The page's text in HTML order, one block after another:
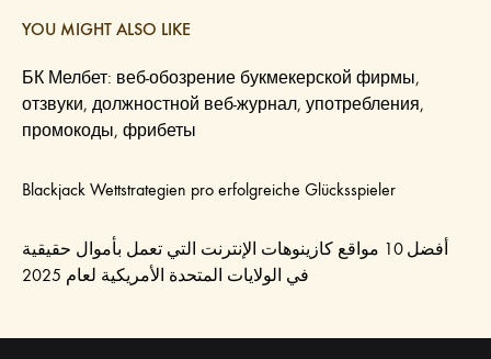
YOU MIGHT ALSO LIKE
БК Мелбет: веб-обозрение букмекерской фирмы,
отзвуки, должностной веб-журнал, употребления,
промокоды, фрибеты
Blackjack Wettstrategien pro erfolgreiche Glücksspieler
أفضل 10 مواقع كازينوهات الإنترنت التي تعمل بأموال حقيقية
في الولايات المتحدة الأمريكية لعام 2025